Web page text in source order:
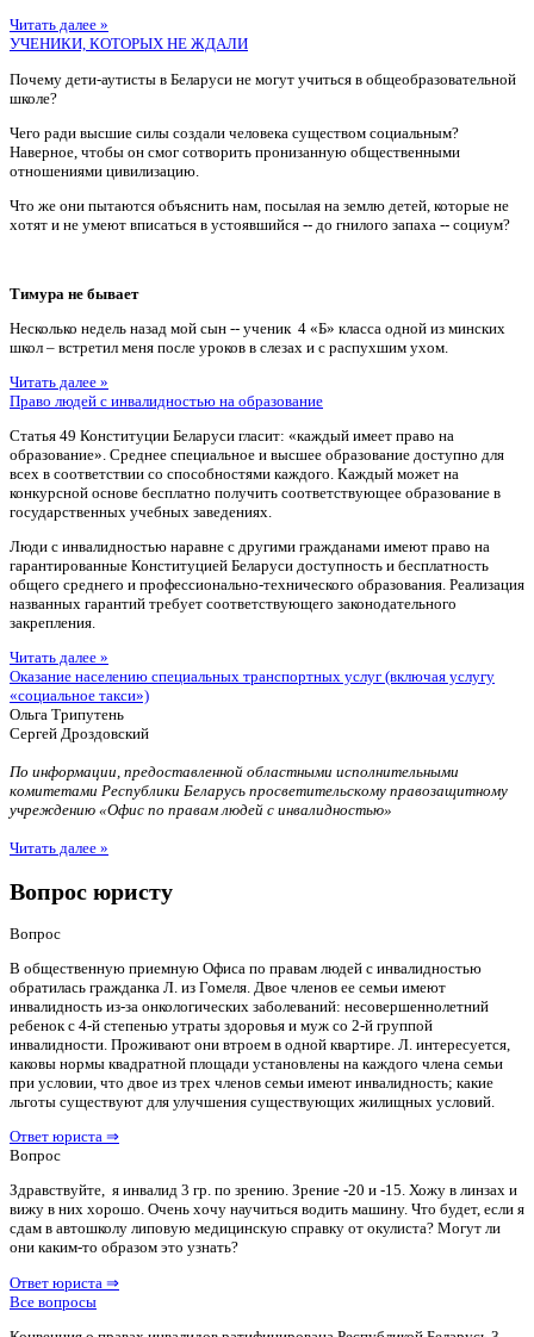
Читать далее »
УЧЕНИКИ, КОТОРЫХ НЕ ЖДАЛИ
Почему дети-аутисты в Беларуси не могут учиться в общеобразовательной
школе?
Чего ради высшие силы создали человека существом социальным?
Наверное, чтобы он смог сотворить пронизанную общественными
отношениями цивилизацию.
Что же они пытаются объяснить нам, посылая на землю детей, которые не
хотят и не умеют вписаться в устоявшийся -- до гнилого запаха -- социум?
Тимура не бывает
Несколько недель назад мой сын -- ученик 4 «Б» класса одной из минских
школ – встретил меня после уроков в слезах и с распухшим ухом.
Читать далее »
Право людей с инвалидностью на образование
Статья 49 Конституции Беларуси гласит: «каждый имеет право на
образование». Среднее специальное и высшее образование доступно для
всех в соответствии со способностями каждого. Каждый может на
конкурсной основе бесплатно получить соответствующее образование в
государственных учебных заведениях.
Люди с инвалидностью наравне с другими гражданами имеют право на
гарантированные Конституцией Беларуси доступность и бесплатность
общего среднего и профессионально-технического образования. Реализация
названных гарантий требует соответствующего законодательного
закрепления.
Читать далее »
Оказание населению специальных транспортных услуг (включая услугу
«социальное такси»)
Ольга Трипутень
Сергей Дроздовский
По информации, предоставленной областными исполнительными
комитетами Республики Беларусь просветительскому правозащитному
учреждению «Офис по правам людей с инвалидностью»
Читать далее »
Вопрос юристу
Вопрос
В общественную приемную Офиса по правам людей с инвалидностью
обратилась гражданка Л. из Гомеля. Двое членов ее семьи имеют
инвалидность из-за онкологических заболеваний: несовершеннолетний
ребенок с 4-й степенью утраты здоровья и муж со 2-й группой
инвалидности. Проживают они втроем в одной квартире. Л. интересуется,
каковы нормы квадратной площади установлены на каждого члена семьи
при условии, что двое из трех членов семьи имеют инвалидность; какие
льготы существуют для улучшения существующих жилищных условий.
Ответ юриста ⇒
Вопрос
Здравствуйте, я инвалид 3 гр. по зрению. Зрение -20 и -15. Хожу в линзах и
вижу в них хорошо. Очень хочу научиться водить машину. Что будет, если я
сдам в автошколу липовую медицинскую справку от окулиста? Могут ли
они каким-то образом это узнать?
Ответ юриста ⇒
Все вопросы